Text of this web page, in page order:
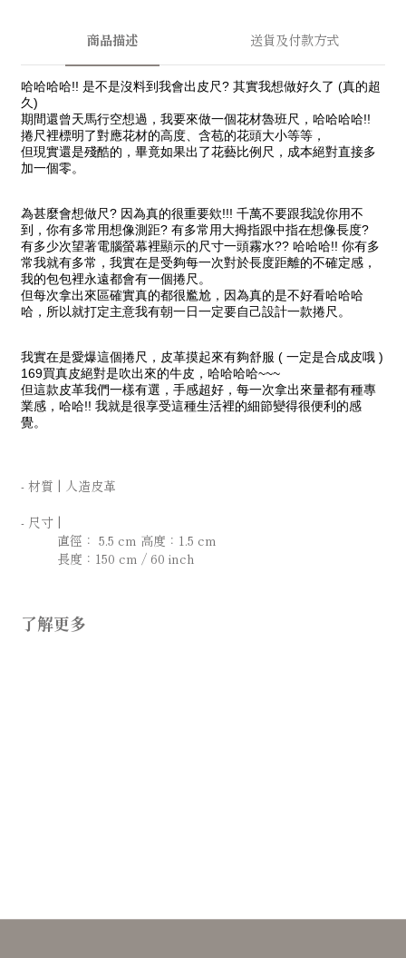
商品描述 送貨及付款方式
哈哈哈哈!! 是不是沒料到我會出皮尺? 其實我想做好久了 (真的超
久)
期間還曾天馬行空想過，我要來做一個花材魯班尺，哈哈哈哈!!
捲尺裡標明了對應花材的高度、含苞的花頭大小等等，
但現實還是殘酷的，畢竟如果出了花藝比例尺，成本絕對直接多
加一個零。
為甚麼會想做尺? 因為真的很重要欸!!! 千萬不要跟我說你用不
到，你有多常用想像測距? 有多常用大拇指跟中指在想像長度?
有多少次望著電腦螢幕裡顯示的尺寸一頭霧水?? 哈哈哈!! 你有多
常我就有多常，我實在是受夠每一次對於長度距離的不確定感，
我的包包裡永遠都會有一個捲尺。
但每次拿出來區確實真的都很尷尬，因為真的是不好看哈哈哈
哈，所以就打定主意我有朝一日一定要自己設計一款捲尺。
我實在是愛爆這個捲尺，皮革摸起來有夠舒服 ( 一定是合成皮哦 )
169買真皮絕對是吹出來的牛皮，哈哈哈哈~~~
但這款皮革我們一樣有選，手感超好，每一次拿出來量都有種專
業感，哈哈!! 我就是很享受這種生活裡的細節變得很便利的感
覺。
- 材質 | 人造皮革
- 尺寸 |
直徑： 5.5 cm 高度：1.5 cm
長度：150 cm / 60 inch
了解更多